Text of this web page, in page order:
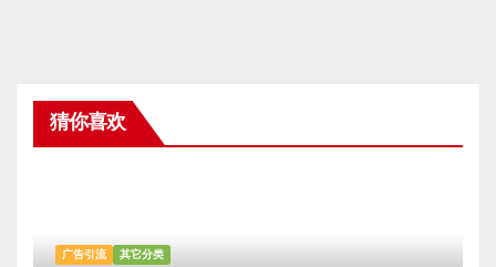
猜你喜欢
广告引流 其它分类